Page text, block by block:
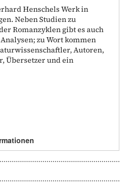
Henschels Werk in
Neben Studien zu
Romanzyklen gibt es auch
zu Wort kommen
Autoren,
Übersetzer und ein